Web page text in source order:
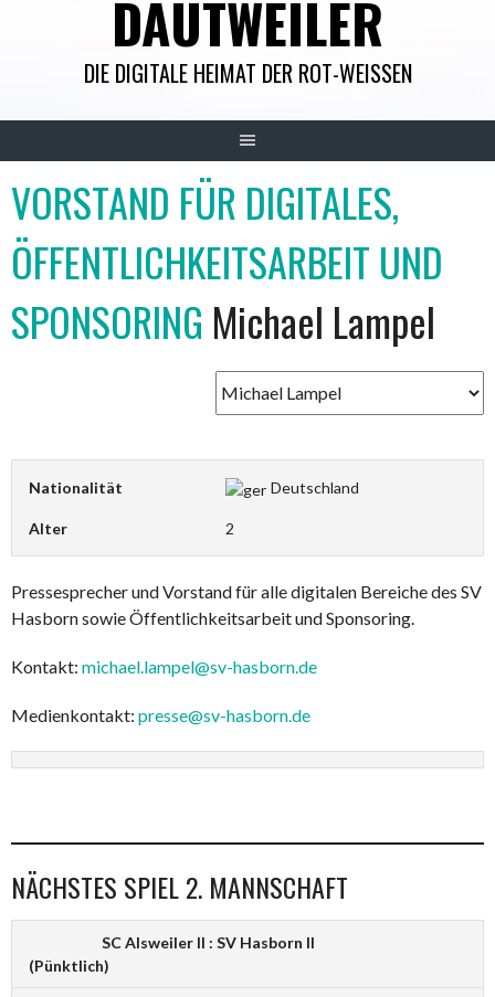
DAUTWEILER
DIE DIGITALE HEIMAT DER ROT-WEISSEN
VORSTAND FÜR DIGITALES,
ÖFFENTLICHKEITSARBEIT UND
SPONSORING Michael Lampel
Nationalität Deutschland
Alter 2
Pressesprecher und Vorstand für alle digitalen Bereiche des SV
Hasborn sowie Öffentlichkeitsarbeit und Sponsoring.
Kontakt: michael.lampel@sv-hasborn.de
Medienkontakt: presse@sv-hasborn.de
NÄCHSTES SPIEL 2. MANNSCHAFT
SC Alsweiler II : SV Hasborn II
(Pünktlich)